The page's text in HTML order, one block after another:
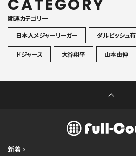
CATEGORY
関連カテゴリ一
日本人メジャーリーガー
ダルビッシュ有
ドジャース 大谷翔平 山本由伸
新着